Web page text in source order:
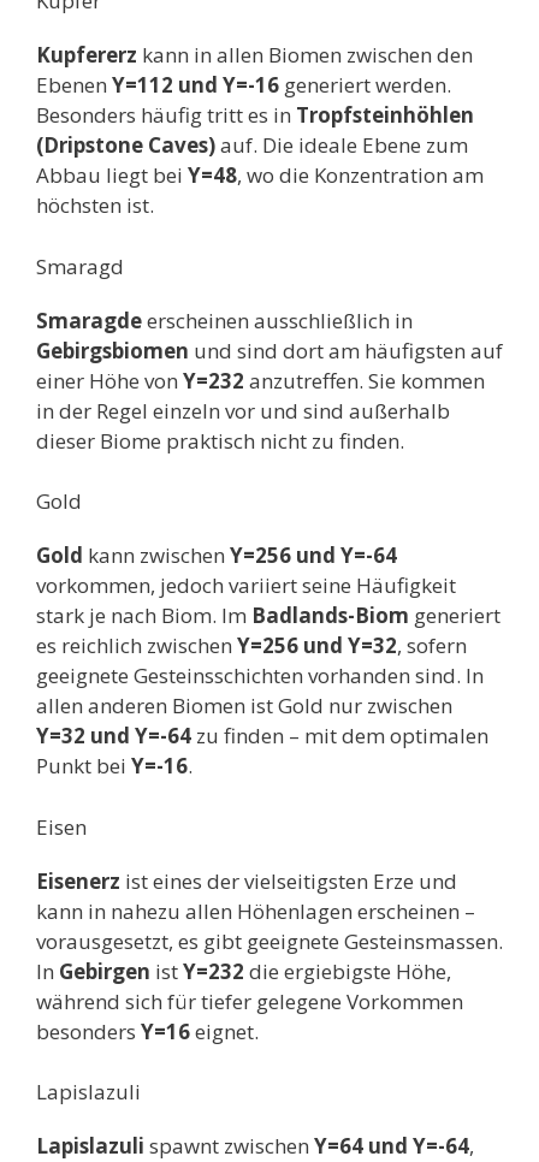
Kupfererz kann in allen Biomen zwischen den
Ebenen Y=112 und Y=-16 generiert werden.
Besonders häufig tritt es in Tropfsteinhöhlen
(Dripstone Caves)auf. Die ideale Ebene zum
Abbau liegt bei Y=48, wo die Konzentration am
höchsten ist.
Smaragd
Smaragdeerscheinen ausschließlich in
Gebirgsbiomen und sind dort am häufigsten auf
einer Höhe von Y=232 anzutreffen. Sie kommen
in der Regel einzeln vor und sind außerhalb
dieser Biome praktisch nicht zu finden.
Gold
Gold kann zwischen Y=256 und Y=-64
vorkommen, jedoch variiert seine Häufigkeit
stark je nach Biom. Im Badlands-Biom generiert
es reichlich zwischen Y=256 und Y=32, sofern
geeignete Gesteinsschichten vorhanden sind. In
allen anderen Biomen ist Gold nur zwischen
Y=32 und Y=-64 zu finden – mit dem optimalen
Punkt bei Y=-16.
Eisen
Eisenerz ist eines der vielseitigsten Erze und
kann in nahezu allen Höhenlagen erscheinen –
vorausgesetzt, es gibt geeignete Gesteinsmassen.
In Gebirgen istY=232 die ergiebigste Höhe,
während sich für tiefer gelegene Vorkommen
besonders Y=16eignet.
Lapislazuli
Lapislazuli spawnt zwischen Y=64 und Y=-64,